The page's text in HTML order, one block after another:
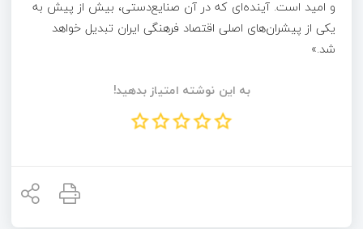
و امید است. آینده‌ای که در آن صنایع‌دستی، بیش از پیش به
یکی از پیشران‌های اصلی اقتصاد فرهنگی ایران تبدیل خواهد
شد.»
به این نوشته امتیاز بدهید!